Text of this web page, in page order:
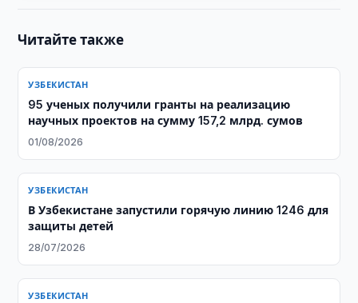
Читайте также
УЗБЕКИСТАН
95 ученых получили гранты на реализацию
научных проектов на сумму 157,2 млрд. сумов
01/08/2026
УЗБЕКИСТАН
В Узбекистане запустили горячую линию 1246 для
защиты детей
28/07/2026
УЗБЕКИСТАН